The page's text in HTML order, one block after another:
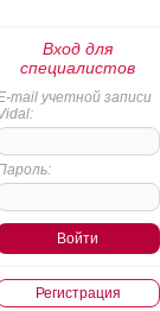
Вход для
специалистов
mail учетной записи
Регистрация